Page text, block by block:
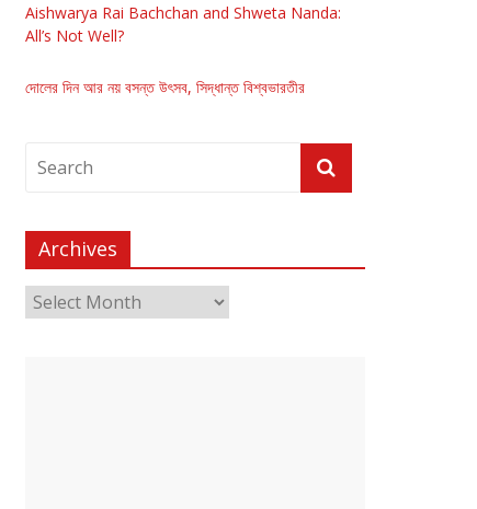
Aishwarya Rai Bachchan and Shweta Nanda:
All’s Not Well?
দোলের দিন আর নয় বসন্ত উৎসব, সিদ্ধান্ত বিশ্বভারতীর
Archives